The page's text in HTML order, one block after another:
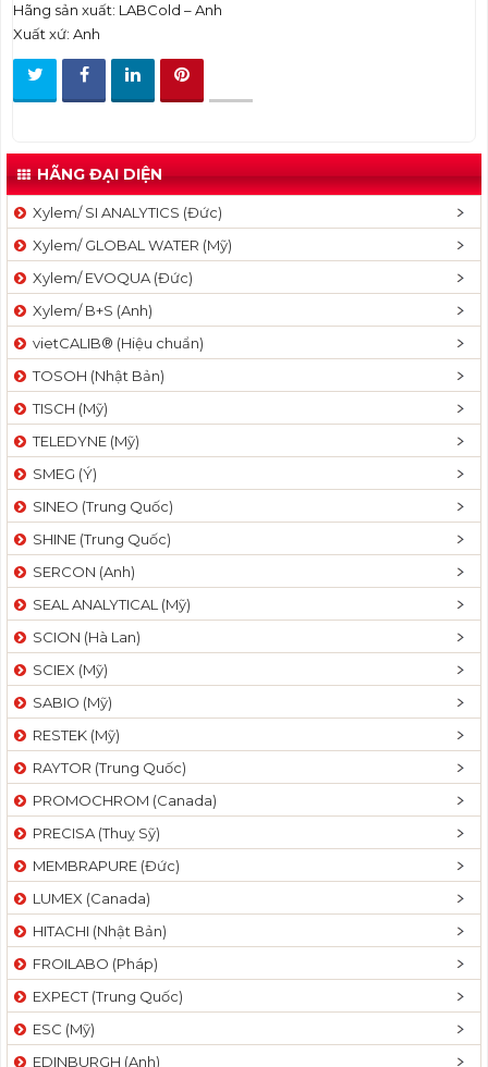
Hãng sản xuất: LABCold – Anh
Xuất xứ: Anh
HÃNG ĐẠI DIỆN
Xylem/ SI ANALYTICS (Đức)
Xylem/ GLOBAL WATER (Mỹ)
Xylem/ EVOQUA (Đức)
Xylem/ B+S (Anh)
vietCALIB® (Hiệu chuẩn)
TOSOH (Nhật Bản)
TISCH (Mỹ)
TELEDYNE (Mỹ)
SMEG (Ý)
SINEO (Trung Quốc)
SHINE (Trung Quốc)
SERCON (Anh)
SEAL ANALYTICAL (Mỹ)
SCION (Hà Lan)
SCIEX (Mỹ)
SABIO (Mỹ)
RESTEK (Mỹ)
RAYTOR (Trung Quốc)
PROMOCHROM (Canada)
PRECISA (Thuỵ Sỹ)
MEMBRAPURE (Đức)
LUMEX (Canada)
HITACHI (Nhật Bản)
FROILABO (Pháp)
EXPECT (Trung Quốc)
ESC (Mỹ)
EDINBURGH (Anh)